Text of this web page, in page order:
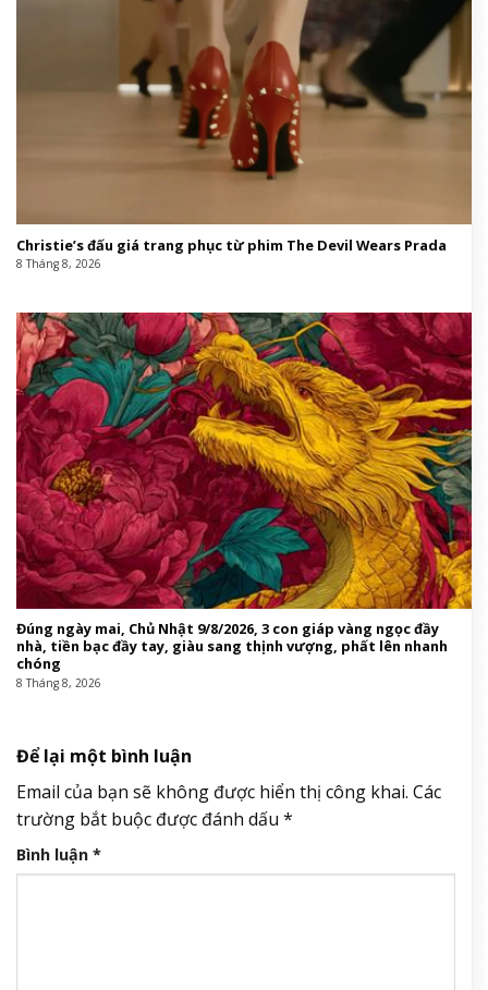
Christie’s đấu giá trang phục từ phim The Devil Wears Prada
8 Tháng 8, 2026
Đúng ngày mai, Chủ Nhật 9/8/2026, 3 con giáp vàng ngọc đầy
nhà, tiền bạc đầy tay, giàu sang thịnh vượng, phất lên nhanh
chóng
8 Tháng 8, 2026
Để lại một bình luận
Email của bạn sẽ không được hiển thị công khai. Các
trường bắt buộc được đánh dấu *
Bình luận *